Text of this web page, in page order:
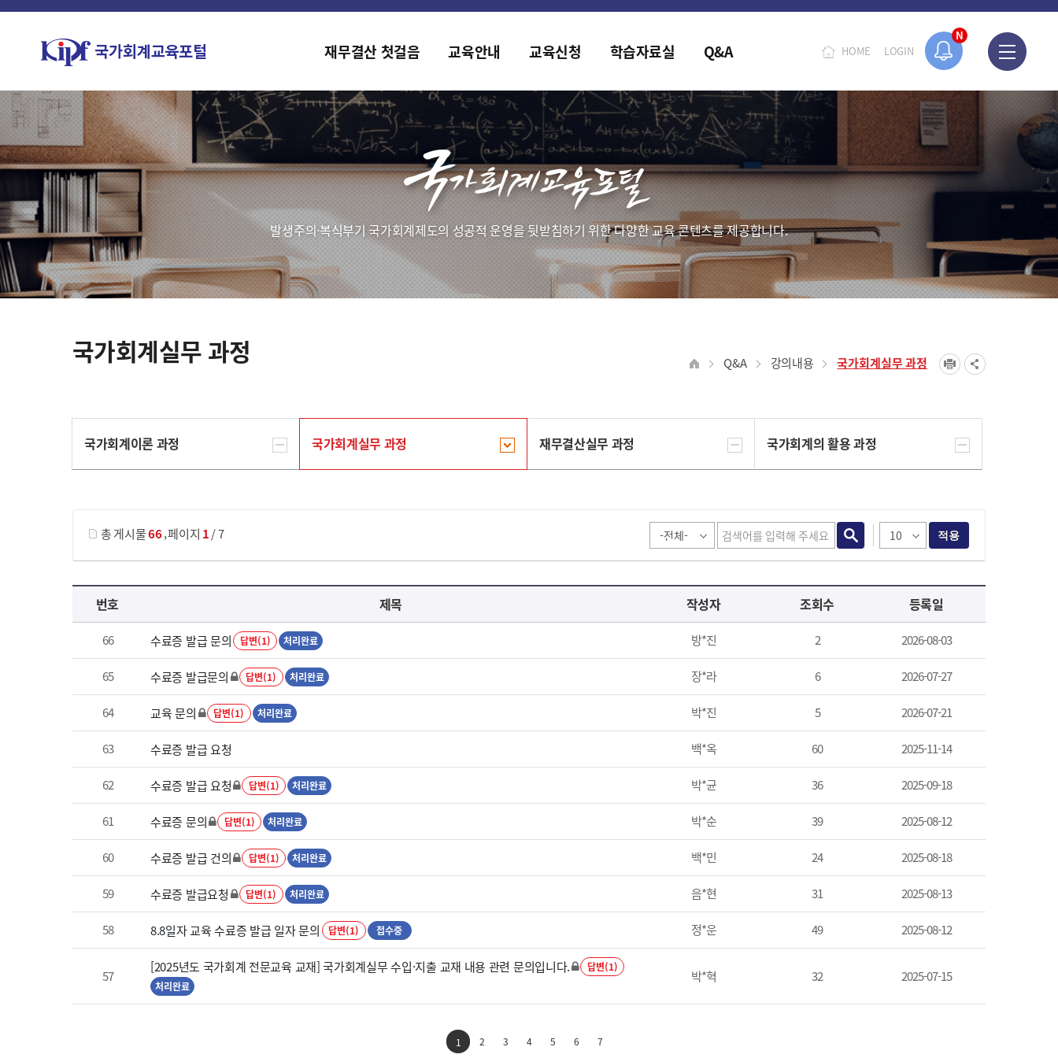
N
홈페이지가 새롭게 개편되었습니다.
HOME LOGIN
재무결산 첫걸음 교육안내 교육신청 학습자료실 Q&A
발생주의·복식부기 국가회계제도의 성공적 운영을 뒷받침하기 위한 다양한 교육 콘텐츠를 제공합니다.
국가회계실무 과정 Q&A 강의내용 국가회계실무 과정
국가회계이론 과정 국가회계실무 과정 재무결산실무 과정 국가회계의 활용 과정
총 게시물66,페이지 1/ 7 적용
국가회계실무 과정 목록 으로 번호, 제목, 작성자, 조회수, 등록 일로 나열 되고 있습니다.
번호 제목 작성자 조회수 등록일
66 수료증 발급 문의 답변(1) 처리완료 방*진 2 2026-08-03
65 수료증 발급문의 답변(1) 처리완료 장*라 6 2026-07-27
64 교육 문의 답변(1) 처리완료 박*진 5 2026-07-21
63 수료증 발급 요청 백*옥 60 2025-11-14
62 수료증 발급 요청 답변(1) 처리완료 박*균 36 2025-09-18
61 수료증 문의 답변(1) 처리완료 박*순 39 2025-08-12
60 수료증 발급 건의 답변(1) 처리완료 백*민 24 2025-08-18
59 수료증 발급요청 답변(1) 처리완료 음*현 31 2025-08-13
58 8.8일자 교육 수료증 발급 일자 문의 답변(1) 접수중 정*운 49 2025-08-12
57
[2025년도 국가회계 전문교육 교재] 국가회계실무 수입·지출 교재 내용 관련 문의입니다.
답변(1)
처리완료
박*혁 32 2025-07-15
1 2 3 4 5 6 7